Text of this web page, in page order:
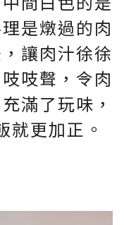
是燉過的肉
讓肉汁徐徐
吱聲，令肉
滿了玩味，
就更加正。